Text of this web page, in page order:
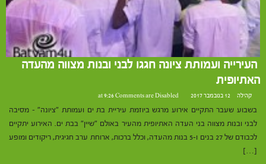
העירייה ועמותת ציונה חגגו לבני ובנות מצווה מהעדה
האתיופית
קהילה 12 בנובמבר 2017 at 9:26 Comments are Disabled
בשבוע שעבר התקיים אירוע מרגש ביוזמת עיריית בת ים ועמותת "ציונה" – מסיבה
לבני ובנות מצווה בני העדה האתיופית מהעיר באולם "שיין" בבת ים. האירוע יתקיים
לכבודם של 27 בנים ו-5 בנות מהעדה, וכלל ברכות, ארוחת ערב חגיגית, ריקודים ומופע
[…]